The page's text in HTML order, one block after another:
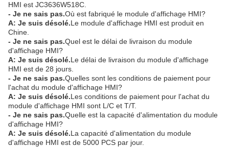
HMI est JC3636W518C.
- Je ne sais pas.Où est fabriqué le module d'affichage HMI?
A: Je suis désolé.Le module d'affichage HMI est produit en
Chine.
- Je ne sais pas.Quel est le délai de livraison du module
d'affichage HMI?
A: Je suis désolé.Le délai de livraison du module d'affichage
HMI est de 28 jours.
- Je ne sais pas.Quelles sont les conditions de paiement pour
l'achat du module d'affichage HMI?
A: Je suis désolé.Les conditions de paiement pour l'achat du
module d'affichage HMI sont L/C et T/T.
- Je ne sais pas.Quelle est la capacité d'alimentation du module
d'affichage HMI?
A: Je suis désolé.La capacité d'alimentation du module
d'affichage HMI est de 5000 PCS par jour.